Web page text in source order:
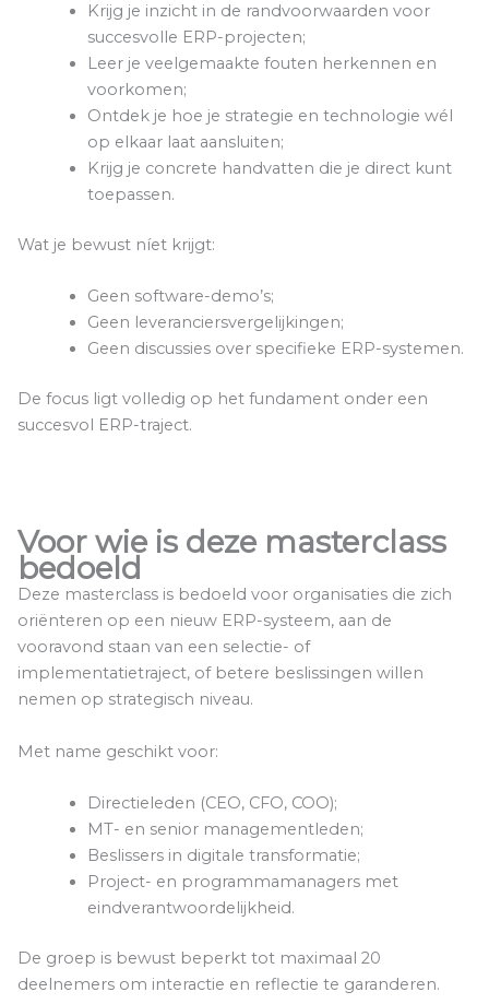
Krijg je inzicht in de randvoorwaarden voor
succesvolle ERP-projecten;
Leer je veelgemaakte fouten herkennen en
voorkomen;
Ontdek je hoe je strategie en technologie wél
op elkaar laat aansluiten;
Krijg je concrete handvatten die je direct kunt
toepassen.
Wat je bewust níet krijgt:
Geen software-demo’s;
Geen leveranciersvergelijkingen;
Geen discussies over specifieke ERP-systemen.
De focus ligt volledig op het fundament onder een
succesvol ERP-traject.
Voor wie is deze masterclass
bedoeld
Deze masterclass is bedoeld voor organisaties die zich
oriënteren op een nieuw ERP-systeem, aan de
vooravond staan van een selectie- of
implementatietraject, of betere beslissingen willen
nemen op strategisch niveau.
Met name geschikt voor:
Directieleden (CEO, CFO, COO);
MT- en senior managementleden;
Beslissers in digitale transformatie;
Project- en programmamanagers met
eindverantwoordelijkheid.
De groep is bewust beperkt tot maximaal 20
deelnemers om interactie en reflectie te garanderen.